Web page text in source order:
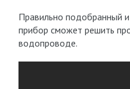
Правильно подобранный
прибор сможет решить
водопроводе.